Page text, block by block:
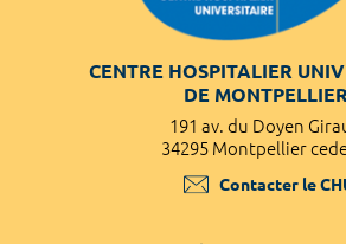
CENTRE HOSPITALIER
DE MONTPELLIER
191 av. du Doyen
34295 Montpellier
Contacter le